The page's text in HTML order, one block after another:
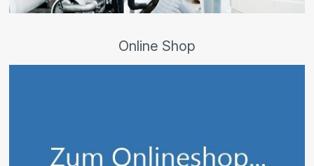
Online Shop